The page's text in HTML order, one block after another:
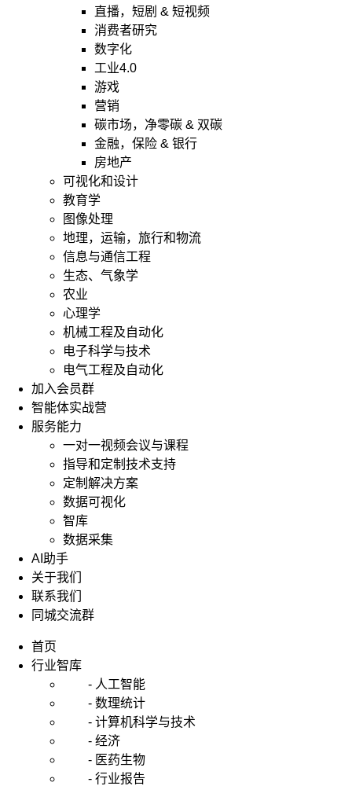
直播，短剧 & 短视频
消费者研究
数字化
工业4.0
游戏
营销
碳市场，净零碳 & 双碳
金融，保险 & 银行
房地产
可视化和设计
教育学
图像处理
地理，运输，旅行和物流
信息与通信工程
生态、气象学
农业
心理学
机械工程及自动化
电子科学与技术
电气工程及自动化
加入会员群
智能体实战营
服务能力
一对一视频会议与课程
指导和定制技术支持
定制解决方案
数据可视化
智库
数据采集
AI助手
关于我们
联系我们
同城交流群
首页
行业智库
- 人工智能
- 数理统计
- 计算机科学与技术
- 经济
- 医药生物
- 行业报告